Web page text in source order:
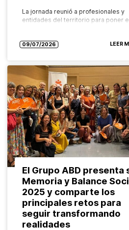
La jornada reunió a profesionales y
entidades del territorio para poner
saludable, sostenible y accesible
09/07/2026 LEER
El Grupo ABD presenta
Memoria y Balance
2025 y comparte los
principales retos para
seguir transformando
realidades